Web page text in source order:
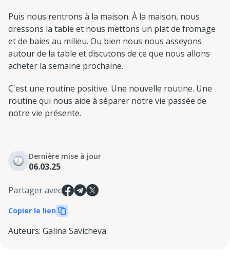
Puis nous rentrons à la maison. À la maison, nous
dressons la table et nous mettons un plat de fromage
et de baies au milieu. Ou bien nous nous asseyons
autour de la table et discutons de ce que nous allons
acheter la semaine prochaine.
C'est une routine positive. Une nouvelle routine. Une
routine qui nous aide à séparer notre vie passée de
notre vie présente.
Dernière mise à jour
06.03.25
Partager avec
Copier le lien
Auteurs: Galina Savicheva